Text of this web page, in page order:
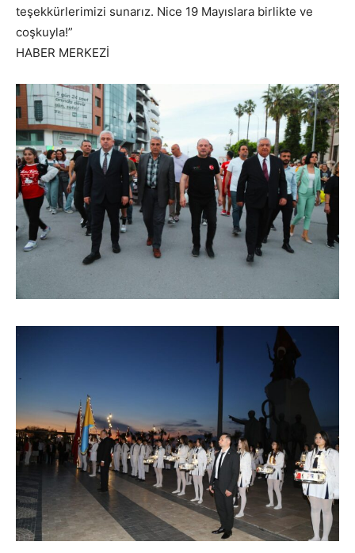
teşekkürlerimizi sunarız. Nice 19 Mayıslara birlikte ve
coşkuyla!”
HABER MERKEZİ